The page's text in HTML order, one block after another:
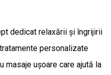
dedicat relaxării și îngrijirii
personalizate
masaje ușoare care ajută la